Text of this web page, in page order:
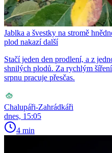
Jablka a švestky na stromě
plod nakazí další
Stačí jeden den prodlení, a z
shnilých plodů. Za rychlým
srpnu pracuje přesčas.
Chalupáři-Zahrádkáři
dnes, 15:05
4 min